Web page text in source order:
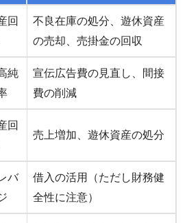
回
不良在庫の処分、遊休資産
の売却、売掛金の回収
純
宣伝広告費の見直し、間接
費の削減
回
売上増加、遊休資産の処分
バ
借入の活用（ただし財務健
全性に注意）